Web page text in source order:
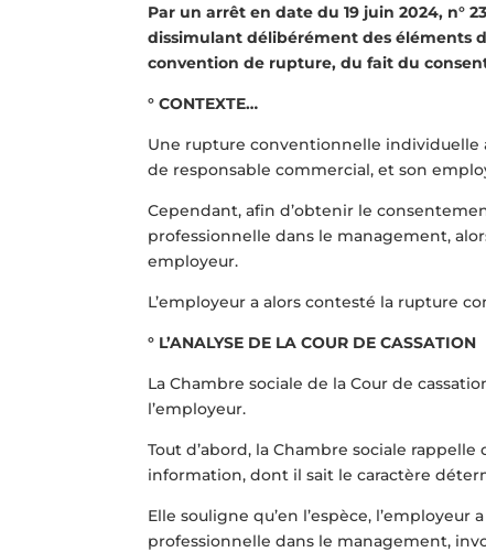
Par un arrêt en date du 19 juin 2024, n°
dissimulant délibérément des éléments
convention de rupture, du fait du
° CONTEXTE…
Une rupture conventionnelle individuelle
de responsable commercial, et son
Cependant, afin d’obtenir le
professionnelle dans le management,
employeur.
L’employeur a alors contesté la rupture
° L’ANALYSE DE LA COUR DE CASSATION
La Chambre sociale de la Cour de
l’employeur.
Tout d’abord, la Chambre sociale
information, dont il sait le caractère
Elle souligne qu’en l’espèce,
professionnelle dans le management,